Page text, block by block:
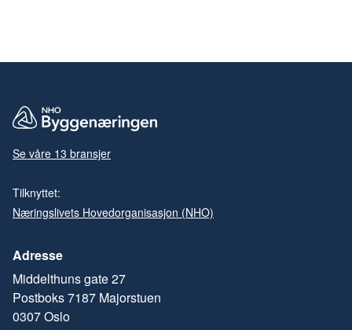
Se våre 13 bransjer
Tilknyttet:
Næringslivets Hovedorganisasjon (NHO)
Adresse
Middelthuns gate 27
Postboks 7187 Majorstuen
0307 Oslo